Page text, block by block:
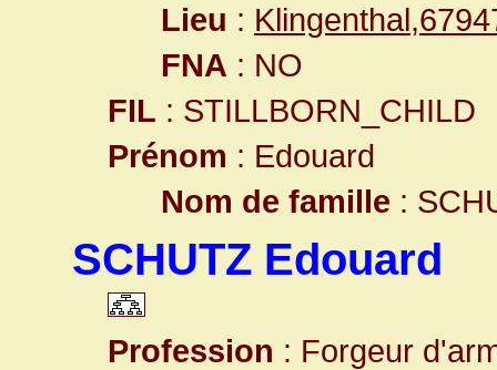
Lieu :
FNA : NO
FIL : STILLBORN_CHILD
Prénom : Edouard
Nom de famille :
SCHUTZ Edouard
Profession : Forgeur